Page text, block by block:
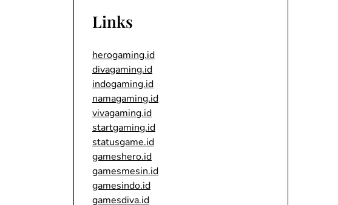
Links
herogaming.id
divagaming.id
indogaming.id
namagaming.id
vivagaming.id
startgaming.id
statusgame.id
gameshero.id
gamesmesin.id
gamesindo.id
gamesdiva.id